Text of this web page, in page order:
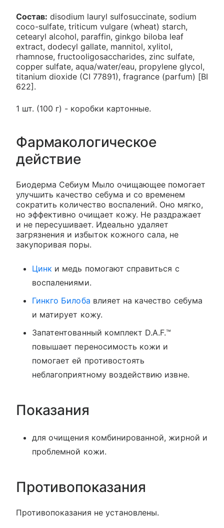
Состав: disodium lauryl sulfosuccinate, sodium
coco-sulfate, triticum vulgare (wheat) starch,
cetearyl alcohol, paraffin, ginkgo biloba leaf
extract, dodecyl gallate, mannitol, xylitol,
rhamnose, fructooligosaccharides, zinc sulfate,
copper sulfate, aqua/water/eau, propylene glycol,
titanium dioxide (CI 77891), fragrance (parfum) [BI
622].
1 шт. (100 г) - коробки картонные.
Фармакологическое
действие
Биодерма Себиум Мыло очищающее помогает
улучшить качество себума и со временем
сократить количество воспалений. Оно мягко,
но эффективно очищает кожу. Не раздражает
и не пересушивает. Идеально удаляет
загрязнения и избыток кожного сала, не
закупоривая поры.
Цинк и медь помогают справиться с
воспалениями.
Гинкго Билоба влияет на качество себума
и матирует кожу.
Запатентованный комплект D.A.F.™
повышает переносимость кожи и
помогает ей противостоять
неблагоприятному воздействию извне.
Показания
для очищения комбинированной, жирной и
проблемной кожи.
Противопоказания
Противопоказания не установлены.